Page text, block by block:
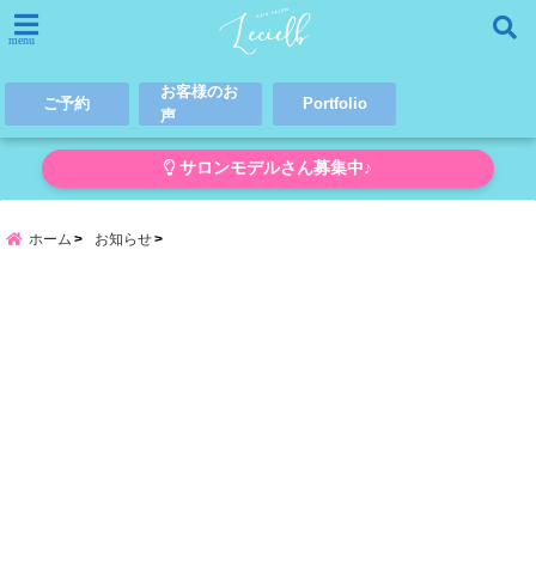
menu
ご予約
お客様のお
声
Portfolio
サロンモデルさん募集中♪
ホーム お知らせ